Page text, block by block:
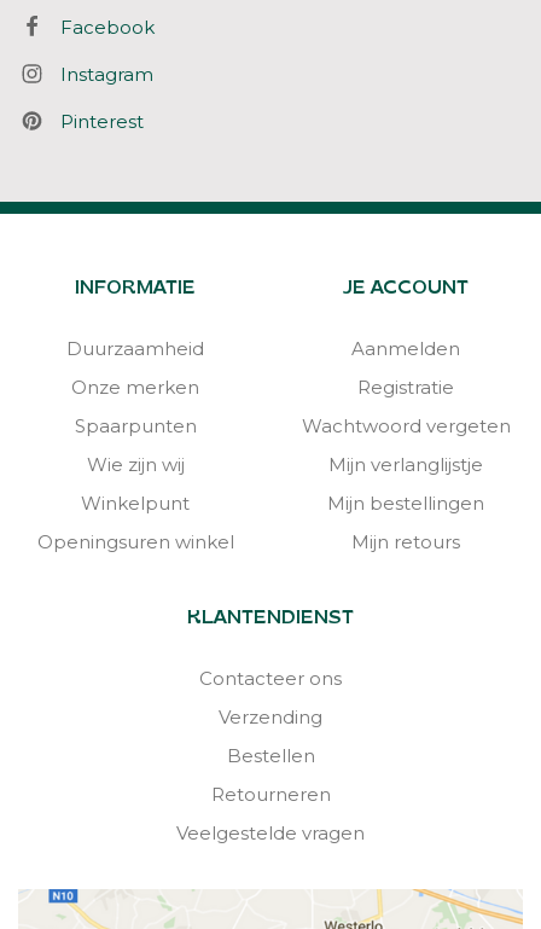
Facebook
Instagram
Pinterest
INFORMATIE
Duurzaamheid
Onze merken
Spaarpunten
Wie zijn wij
Winkelpunt
Openingsuren winkel
JE ACCOUNT
Aanmelden
Registratie
Wachtwoord vergeten
Mijn verlanglijstje
Mijn bestellingen
Mijn retours
KLANTENDIENST
Contacteer ons
Verzending
Bestellen
Retourneren
Veelgestelde vragen